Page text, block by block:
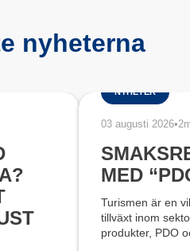
nyheterna
NYHETER
03 augusti 2026•
MED
Turismen är en
tillväxt inom
produkter, PDO